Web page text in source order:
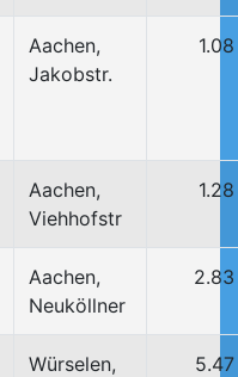
Aachen,
Jakobstr.
Aachen,
Viehhofstr
Aachen,
Neuköllner
Würselen,